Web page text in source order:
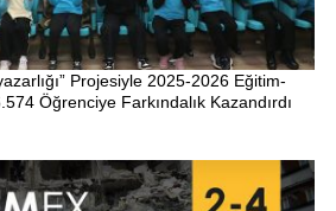
Projesiyle 2025-2026 Eğitim-
Öğrenciye Farkındalık Kazandırdı